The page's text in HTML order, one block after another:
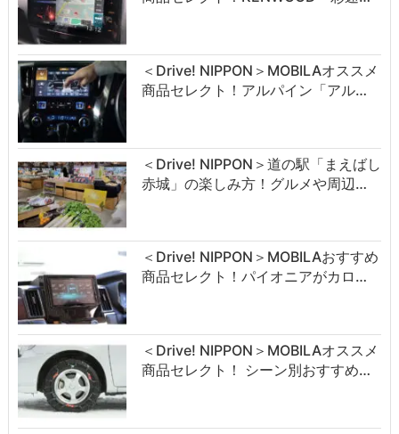
＜Drive! NIPPON＞MOBILAオススメ
商品セレクト！アルパイン「アル…
＜Drive! NIPPON＞道の駅「まえばし
赤城」の楽しみ方！グルメや周辺…
＜Drive! NIPPON＞MOBILAおすすめ
商品セレクト！パイオニアがカロ…
＜Drive! NIPPON＞MOBILAオススメ
商品セレクト！ シーン別おすすめ…